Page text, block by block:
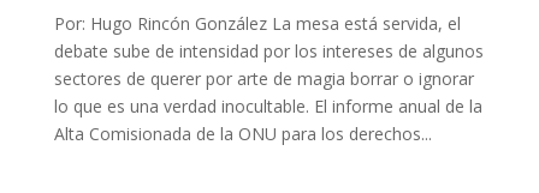
Por: Hugo Rincón González La mesa está servida, el
debate sube de intensidad por los intereses de algunos
sectores de querer por arte de magia borrar o ignorar
lo que es una verdad inocultable. El informe anual de la
Alta Comisionada de la ONU para los derechos...